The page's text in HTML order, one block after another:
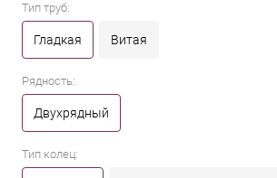
Тип труб:
Гладкая Витая
Рядность:
Двухрядный
Тип колец: